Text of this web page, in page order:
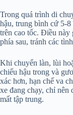
Trong quá trình di
hậu, trung bình cứ 5-
trên cao tốc. Điều này
phía sau, tránh các
Khi chuyển làn, lùi
chiếu hậu trong và
xác hơn, hạn chế va
xe đang chạy, chỉ nên
mất tập trung.